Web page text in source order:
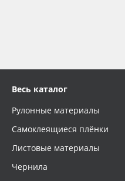
Весь каталог
Рулонные материалы
Самоклеящиеся плёнки
Листовые материалы
Чернила